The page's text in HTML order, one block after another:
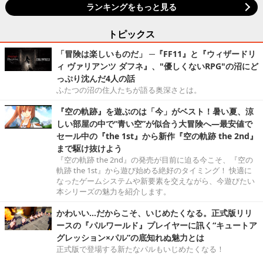
ランキングをもっと見る
トピックス
「冒険は楽しいものだ」 ─『FF11』と『ウィザードリ
ィ ヴァリアンツ ダフネ』、"優しくないRPG"の沼にど
っぷり沈んだ4人の話
ふたつの沼の住人たちが語る奥深さとは。
『空の軌跡』を遊ぶのは「今」がベスト！暑い夏、涼
しい部屋の中で“青い空”が似合う大冒険へ―最安値で
セール中の『the 1st』から新作『空の軌跡 the 2nd』
まで駆け抜けよう
『空の軌跡 the 2nd』の発売が目前に迫る今こそ、『空の
軌跡 the 1st』から遊び始める絶好のタイミング！ 快適に
なったゲームシステムや新要素を交えながら、今遊びたい
本シリーズの魅力を紹介します。
かわいい…だからこそ、いじめたくなる。正式版リリ
ースの『パルワールド』プレイヤーに訊く“キュートア
グレッション×パル”の底知れぬ魅力とは
正式版で登場する新たなパルもいじめたくなる！